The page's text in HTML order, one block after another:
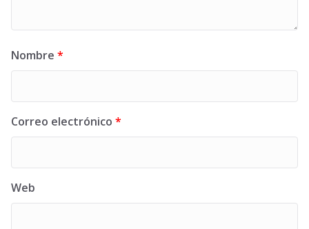
Nombre *
Correo electrónico *
Web